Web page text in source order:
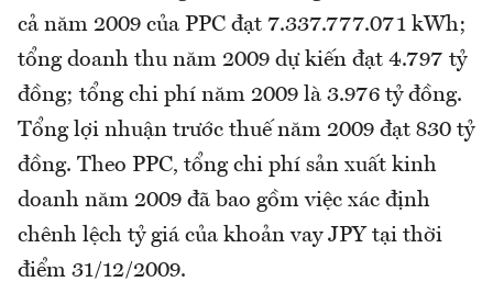
cả năm 2009 của PPC đạt 7.337.777.071 kWh;
tổng doanh thu năm 2009 dự kiến đạt 4.797 tỷ
đồng; tổng chi phí năm 2009 là 3.976 tỷ đồng.
Tổng lợi nhuận trước thuế năm 2009 đạt 830 tỷ
đồng. Theo PPC, tổng chi phí sản xuất kinh
doanh năm 2009 đã bao gồm việc xác định
chênh lệch tỷ giá của khoản vay JPY tại thời
điểm 31/12/2009.